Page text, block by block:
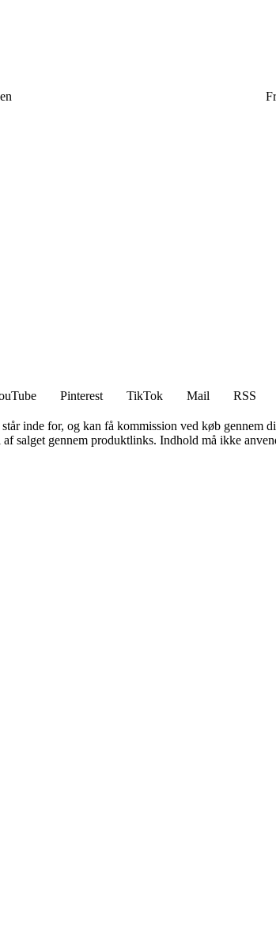
Pinterest TikTok Mail
RSS
inde for, og kan få kommission ved køb gennem
salget gennem produktlinks. Indhold må ikke